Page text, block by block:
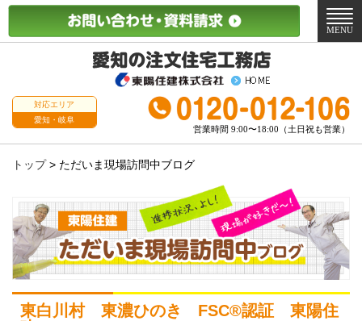
対応エリア
愛知・岐阜
営業時間 9:00〜18:00（土日祝も営業）
メ
ニ
MENU
トップ> ただいま現場訪問中ブログ
東白川村 東濃ひのき FSC®認証 東陽住